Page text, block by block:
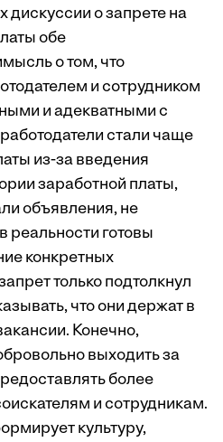
дискуссии о запрете на
обе
о том, что
и сотрудником
и адекватными с
стали чаще
из-за введения
заработной платы,
объявления, не
реальности готовы
конкретных
только подтолкнул
что они держат в
Конечно,
выходить за
более
и сотрудникам.
культуру,